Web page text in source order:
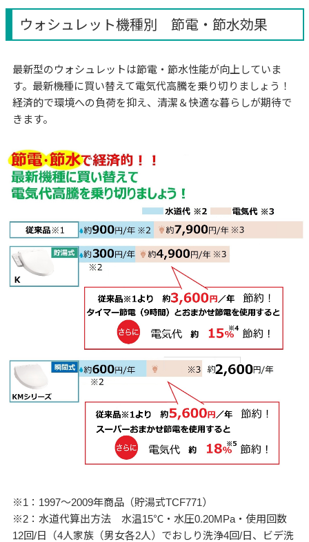
ウォシュレット機種別 節電・節水効果
最新型のウォシュレットは節電・節水性能が向上していま
す。最新機種に買い替えて電気代高騰を乗り切りましょう！
経済的で環境への負荷を抑え、清潔＆快適な暮らしが期待で
きます。
※1：1997～2009年商品（貯湯式TCF771）
※2：水道代算出方法 水温15℃・水圧0.20MPa・使用回数
12回/日（4人家族（男女各2人）でおしり洗浄4回/日、ビデ洗